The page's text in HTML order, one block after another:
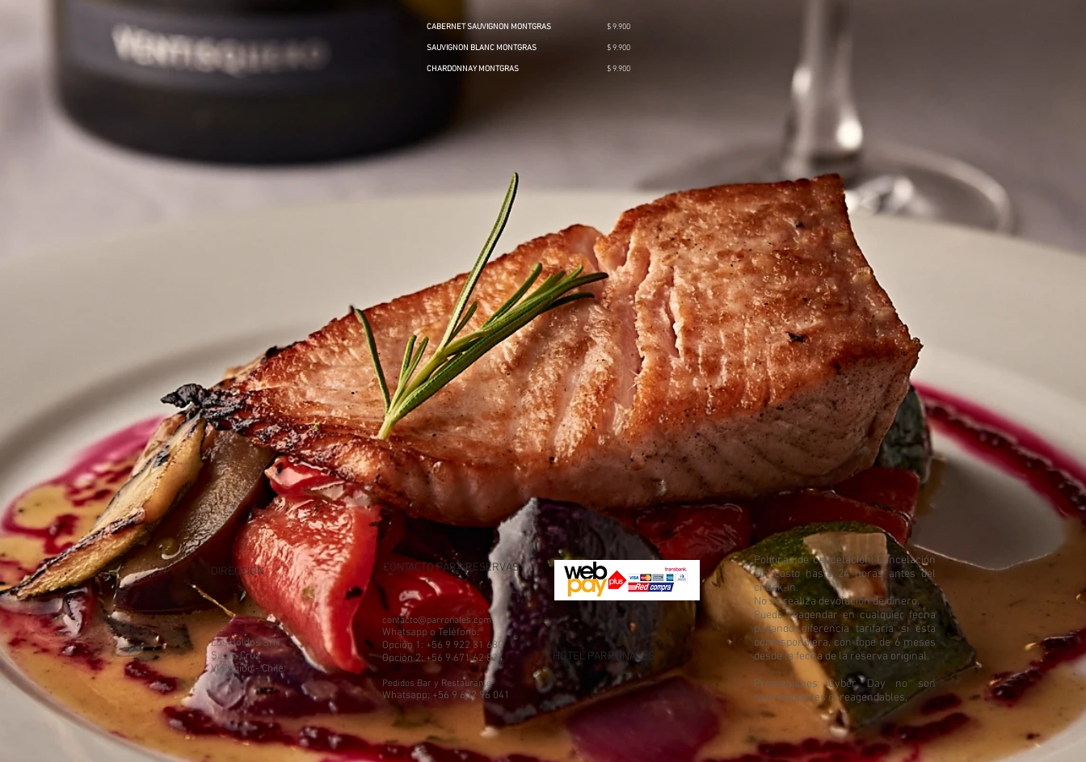
CABERNET SAUVIGNON MONTGRAS
SAUVIGNON BLANC MONTGRAS
CHARDONNAY MONTGRAS
$ 9.900
$ 9.900
$ 9.900
HOTEL PARRONALES
DIRECCIÓN CONTACTO PARA RESERVAS
Los Boldos S/N
Santa Cruz
VI Región - Chile
contacto@parronales.com
Whatsapp o Teléfono:
Opción 1: +56 9 922 31 680
Opción 2: +56 9 671 62 824
Pedidos Bar y Restaurante
Whatsapp: +56 9 632 96 041
Políticas de cancelación: Cancelación
sin costo hasta 24 horas antes del
check-in.
No se realiza devolución de dinero.
Puede reagendar en cualquier fecha
pagando diferencia tarifaria si esta
correspondiera, con tope de 6 meses
desde la fecha de la reserva original.
Promociones Cyber Day no son
reembolsables ni reagendables.